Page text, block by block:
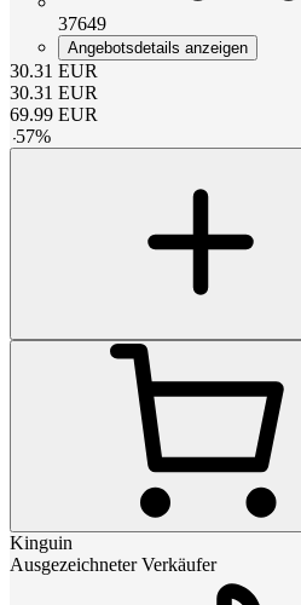
37649
Angebotsdetails anzeigen
30.31 EUR
30.31 EUR
69.99 EUR
-57%
Kinguin
Ausgezeichneter Verkäufer